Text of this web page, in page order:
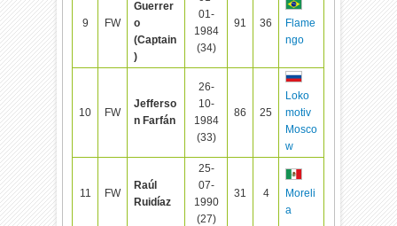
9 FW
Guerrer
o
(Captain
)
01-
1984
(34)
91 36
Flame
ngo
10 FW
Jefferso
n Farfán
26-
10-
1984
(33)
86 25
Loko
motiv
Mosco
w
11 FW
Raúl
Ruidíaz
25-
07-
1990
(27)
31 4
Moreli
a